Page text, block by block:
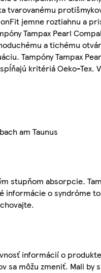
tvarovanému
jemne roztiahnu a
Tampax Pearl
a tichému
Tampóny Tampax
kritériá Oeko-Tex.
am Taunus
stupňom absorpcie.
informácie o syndróme
informácií o
sa môžu zmeniť. Mali